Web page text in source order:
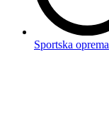
Sportska oprema